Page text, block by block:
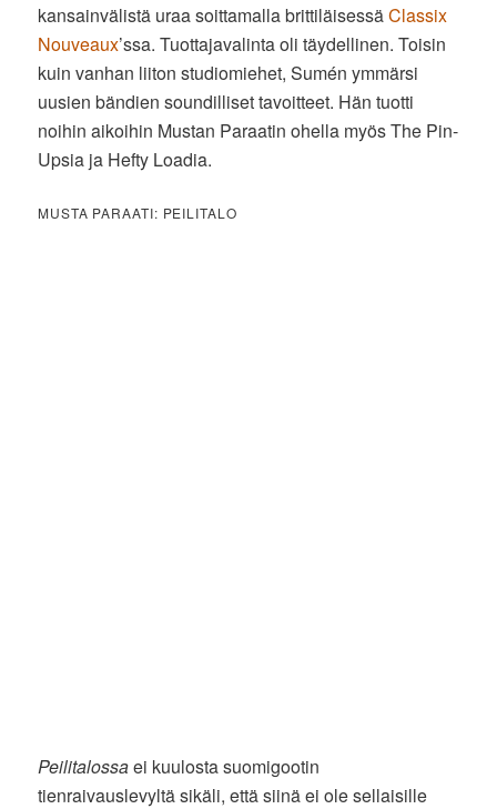
kansainvälistä uraa soittamalla brittiläisessäClassix
Nouveaux’ssa. Tuottajavalinta oli täydellinen. Toisin
kuin vanhan liiton studiomiehet, Sumén ymmärsi
uusien bändien soundilliset tavoitteet. Hän tuotti
noihin aikoihin Mustan Paraatin ohella myös The Pin-
Upsia ja Hefty Loadia.
MUSTA PARAATI: PEILITALO
Peilitalossaei kuulosta suomigootin
tienraivauslevyltä sikäli, että siinä ei ole sellaisille